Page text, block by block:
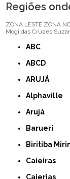
Regiões
ZONA LESTE ZONA
Mogi das Cruzes
ABC
ABCD
ARUJÁ
Alphaville
Arujá
Barueri
Biritiba
Caieiras
Caierias